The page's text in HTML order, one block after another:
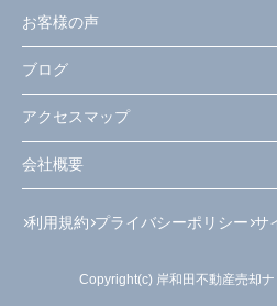
お客様の声
ブログ
アクセスマップ
会社概要
利用規約 プライバシーポリシー サ
Copyright(c) 岸和田不動産売却